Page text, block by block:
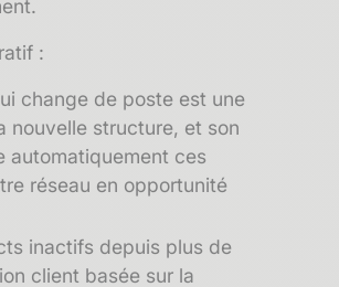
:
change de poste est une
nouvelle structure, et son
automatiquement ces
réseau en opportunité
inactifs depuis plus de
client basée sur la